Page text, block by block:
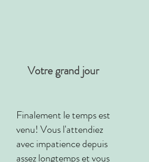
Votre grand jour
Finalement le temps est
venu! Vous l'attendiez
avec impatience depuis
assez longtemps et vous